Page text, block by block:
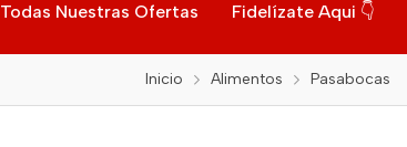
Todas Nuestras Ofertas Fidelízate Aqui 👇
Inicio Alimentos Pasabocas